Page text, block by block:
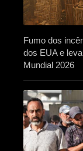
Fumo dos
dos EUA e
Mundial 2026